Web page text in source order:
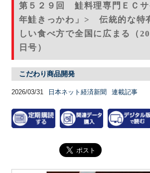
第５２９回 鮭料理専門ＥＣ
年鮭きっかわ」> 伝統的な特
しい食べ方で全国に広まる（
日号）
こだわり商品開発
2026/03/31 日本ネット経済新聞 連載記事